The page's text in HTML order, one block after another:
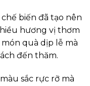
biến đã tạo nên
hương vị thơm
quà dịp lễ mà
đến thăm.
sắc rực rỡ mà